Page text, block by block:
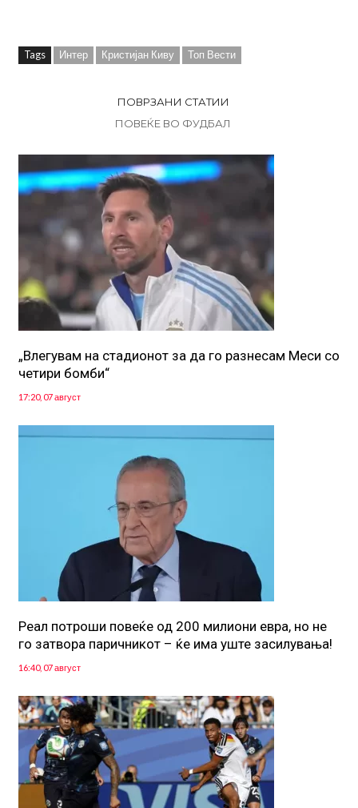
Tags Интер Кристијан Киву Топ Вести
ПОВРЗАНИ СТАТИИ
ПОВЕЌЕ ВО ФУДБАЛ
„Влегувам на стадионот за да го разнесам Меси со
четири бомби“
17:20, 07 август
Реал потроши повеќе од 200 милиони евра, но не
го затвора паричникот – ќе има уште засилувања!
16:40, 07 август